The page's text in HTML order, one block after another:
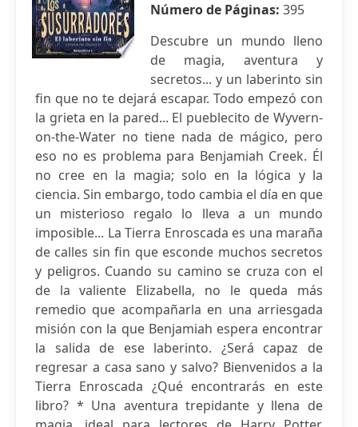
Número de Páginas: 395
Descubre un mundo lleno
de magia, aventura y
secretos... y un laberinto sin
fin que no te dejará escapar. Todo empezó con
la grieta en la pared... El pueblecito de Wyvern-
on-the-Water no tiene nada de mágico, pero
eso no es problema para Benjamiah Creek. Él
no cree en la magia; solo en la lógica y la
ciencia. Sin embargo, todo cambia el día en que
un misterioso regalo lo lleva a un mundo
imposible... La Tierra Enroscada es una maraña
de calles sin fin que esconde muchos secretos
y peligros. Cuando su camino se cruza con el
de la valiente Elizabella, no le queda más
remedio que acompañarla en una arriesgada
misión con la que Benjamiah espera encontrar
la salida de ese laberinto. ¿Será capaz de
regresar a casa sano y salvo? Bienvenidos a la
Tierra Enroscada ¿Qué encontrarás en este
libro? * Una aventura trepidante y llena de